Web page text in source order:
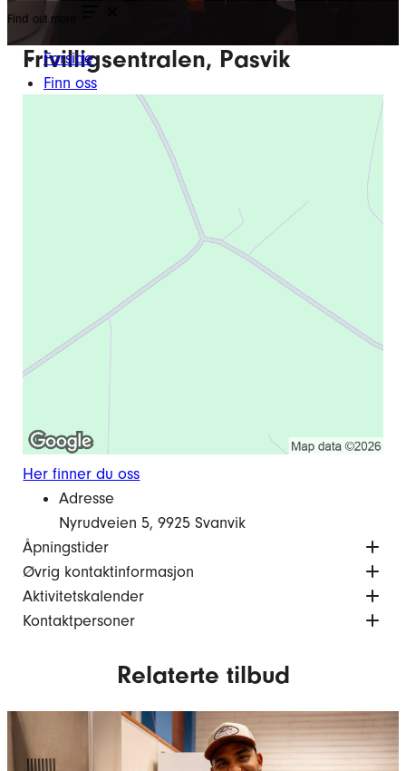
Find out more
Forside
Finn oss
Frivilligsentralen, Pasvik
Her finner du oss
Adresse
Nyrudveien 5, 9925 Svanvik
Åpningstider
Øvrig kontaktinformasjon
Aktivitetskalender
Kontaktpersoner
Relaterte tilbud